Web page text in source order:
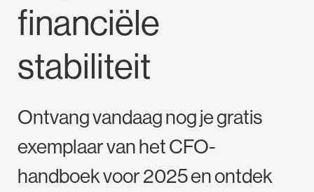
financiële
stabiliteit
Ontvang vandaag nog je gratis
exemplaar van het CFO-
handboek voor 2025 en ontdek